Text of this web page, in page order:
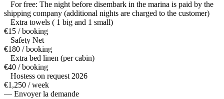
For free: The night before disembark in the marina is paid by the
shipping company (additional nights are charged to the customer)
Extra towels ( 1 big and 1 small)
€15 / booking
Safety Net
€180 / booking
Extra bed linen (per cabin)
€40 / booking
Hostess on request 2026
€1,250 / week
— Envoyer la demande